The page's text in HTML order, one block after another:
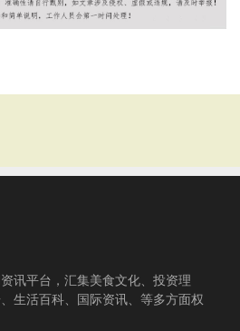
讯平台，汇集美食文化、投资理
生活百科、国际资讯、等多方面权